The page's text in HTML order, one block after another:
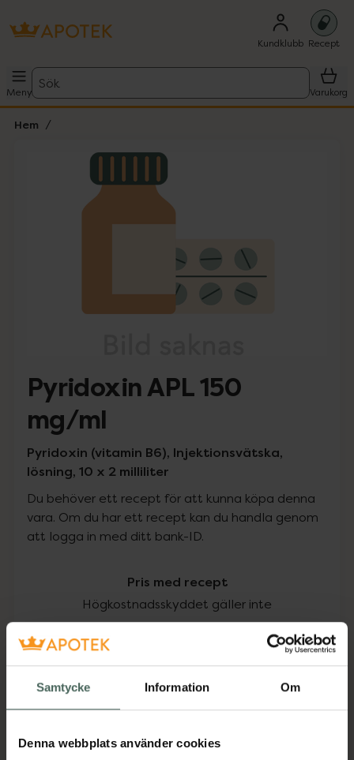
Samtycke Information Om
Denna webbplats använder cookies
Kundklubb Recept
Meny
Sök
Varukorg
Hem
Lista: . Innehåller 1 objekt.
Pyridoxin APL 150
mg/ml
Pyridoxin (vitamin B6), Injektionsvätska,
lösning, 10 x 2 milliliter
Du behöver ett recept för att kunna köpa denna
vara. Om du har ett recept kan du handla genom
att logga in med ditt bank-ID.
Pris med recept
Högkostnadsskyddet gäller inte
1767,18 kr
Köp via ditt recept